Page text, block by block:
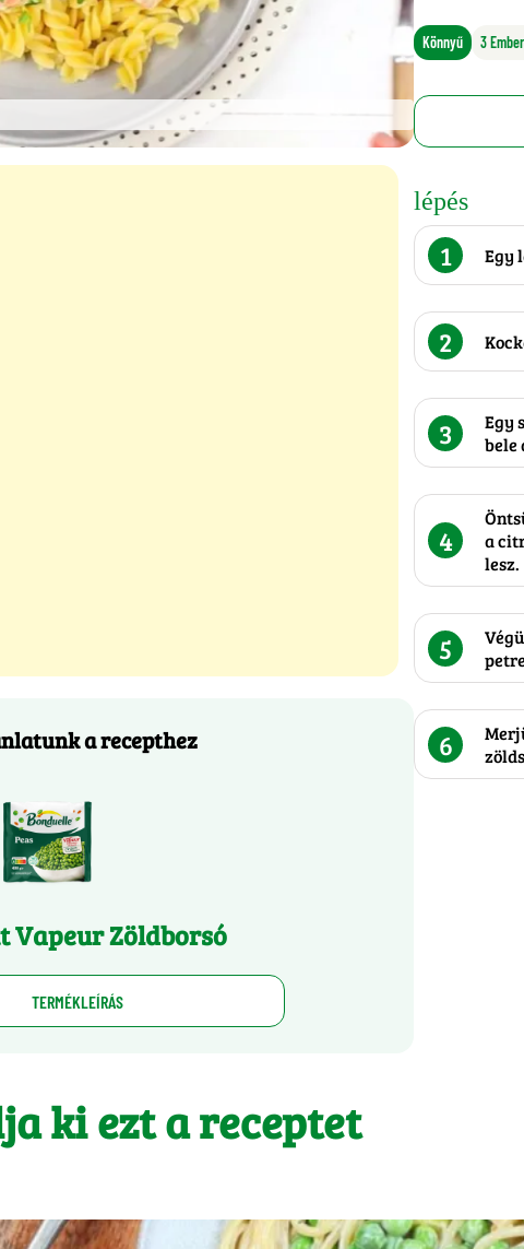
Könnyű 3
a recepthez
Vapeur Zöldborsó
TERMÉKLEÍRÁS
lépés
1 Egy
2
3
Egy
bele
4
a
lesz.
5
6
ki ezt a receptet